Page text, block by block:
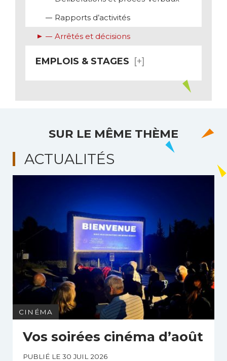
Rapports d’activités
Arrêtés et décisions
EMPLOIS & STAGES
SUR LE MÊME THÈME
ACTUALITÉS
CINÉMA
Vos soirées cinéma d’août
PUBLIÉ LE 30 JUIL 2026